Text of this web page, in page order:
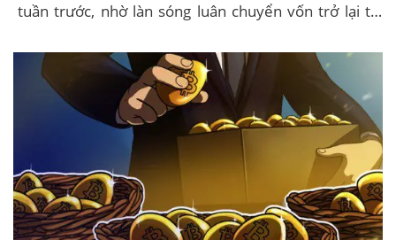
tuần trước, nhờ làn sóng luân chuyển vốn trở lại thị